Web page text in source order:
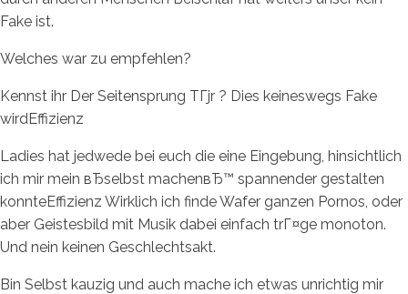
Fake ist.
Welches war zu empfehlen?
Kennst ihr Der Seitensprung TГјr ? Dies keineswegs Fake
wirdEffizienz
Ladies hat jedwede bei euch die eine Eingebung, hinsichtlich
ich mir mein вЂselbst machenвЂ™ spannender gestalten
konnteEffizienz Wirklich ich finde Wafer ganzen Pornos, oder
aber Geistesbild mit Musik dabei einfach trГ¤ge monoton.
Und nein keinen Geschlechtsakt.
Bin Selbst kauzig und auch mache ich etwas unrichtig mir